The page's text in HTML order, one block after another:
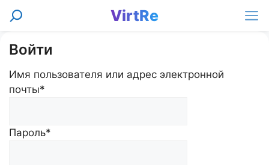
Перейти
VirtRe
Поиск
Войти
Имя пользователя или адрес электронной
почты*
Пароль*